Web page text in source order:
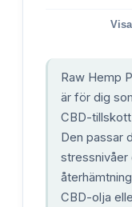
Raw Hemp
är för dig
CBD-
Den passar
stressnivåer
CBD-olja